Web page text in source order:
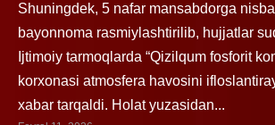
Shuningdek, 5 nafar mansabdorga
bayonnoma rasmiylashtirilib, hujjatlar
Ijtimoiy tarmoqlarda “Qizilqum fosforit
korxonasi atmosfera havosini
xabar tarqaldi. Holat yuzasidan...